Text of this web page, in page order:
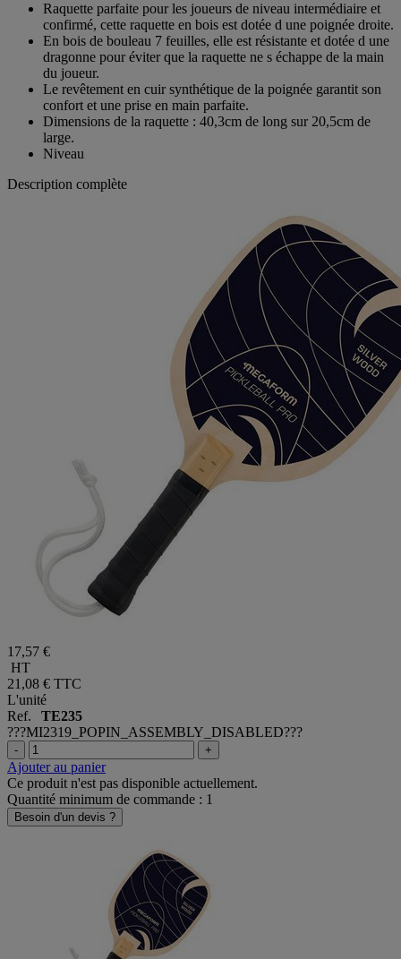
Raquette parfaite pour les joueurs de niveau intermédiaire et
confirmé, cette raquette en bois est dotée d une poignée droite.
En bois de bouleau 7 feuilles, elle est résistante et dotée d une
dragonne pour éviter que la raquette ne s échappe de la main
du joueur.
Le revêtement en cuir synthétique de la poignée garantit son
confort et une prise en main parfaite.
Dimensions de la raquette : 40,3cm de long sur 20,5cm de
large.
Niveau
Description complète
17,57 €
HT
21,08 € TTC
L'unité
Ref. TE235
???MI2319_POPIN_ASSEMBLY_DISABLED???
- +
Ajouter au panier
Ce produit n'est pas disponible actuellement.
Quantité minimum de commande : 1
Besoin d'un devis ?